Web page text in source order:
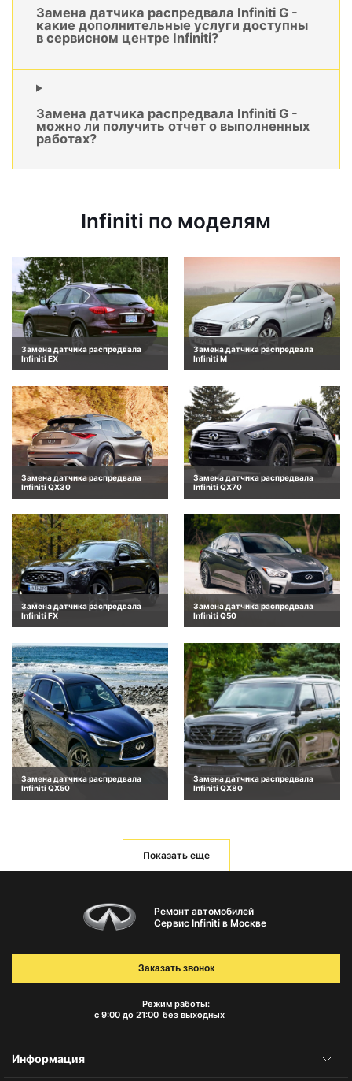
Замена датчика распредвала Infiniti G -
какие дополнительные услуги доступны
в сервисном центре Infiniti?
Замена датчика распредвала Infiniti G -
можно ли получить отчет о выполненных
работах?
Infiniti по моделям
Замена датчика распредвала
Infiniti EX
Замена датчика распредвала
Infiniti M
Замена датчика распредвала
Infiniti QX30
Замена датчика распредвала
Infiniti QX70
Замена датчика распредвала
Infiniti FX
Замена датчика распредвала
Infiniti Q50
Замена датчика распредвала
Infiniti QX50
Замена датчика распредвала
Infiniti QX80
Показать еще
Ремонт автомобилей
Сервис Infiniti в Москве
Режим работы:
с 9:00 до 21:00 без выходных
Заказать звонок
Информация